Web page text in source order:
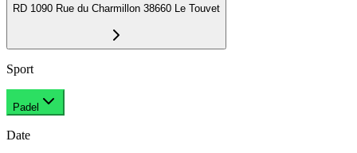
RD 1090 Rue du Charmillon 38660 Le Touvet
Sport
Padel
Date